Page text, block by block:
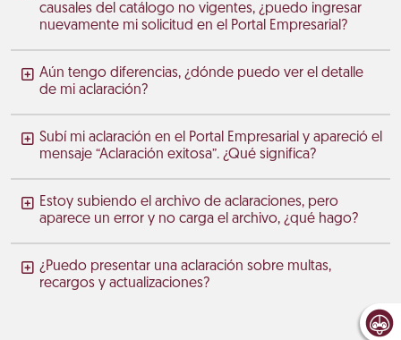
causales del catálogo no vigentes, ¿puedo ingresar
nuevamente mi solicitud en el Portal Empresarial?
Aún tengo diferencias, ¿dónde puedo ver el detalle
de mi aclaración?
Subí mi aclaración en el Portal Empresarial y apareció el
mensaje “Aclaración exitosa”. ¿Qué significa?
Estoy subiendo el archivo de aclaraciones, pero
aparece un error y no carga el archivo, ¿qué hago?
¿Puedo presentar una aclaración sobre multas,
recargos y actualizaciones?